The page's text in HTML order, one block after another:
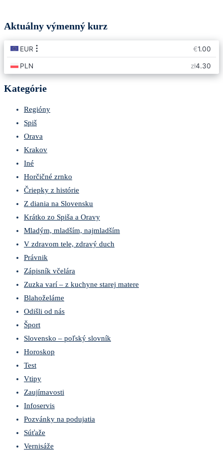
Aktuálny výmenný kurz
Kategórie
Regióny
Spiš
Orava
Krakov
Iné
Horčičné zrnko
Čriepky z histórie
Z diania na Slovensku
Krátko zo Spiša a Oravy
Mladým, mladším, najmladším
V zdravom tele, zdravý duch
Právnik
Zápisník včelára
Zuzka varí – z kuchyne starej matere
Blahoželáme
Odišli od nás
Šport
Slovensko – poľský slovník
Horoskop
Test
Vtipy
Zaujímavosti
Infoservis
Pozvánky na podujatia
Súťaže
Vernisáže